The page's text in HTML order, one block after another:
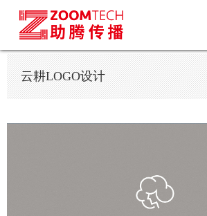
云耕LOGO设计